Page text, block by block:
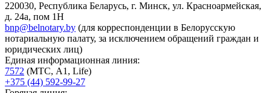
220030, Республика Беларусь, г. Минск, ул. Красноармейская,
д. 24а, пом 1Н
bnp@belnotary.by (для корреспонденции в Белорусскую
нотариальную палату, за исключением обращений граждан и
юридических лиц)
Единая информационная линия:
7572 (МТС, A1, Life)
+375 (44) 592-99-27